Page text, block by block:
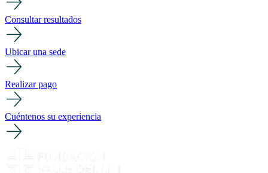
Consultar resultados
Ubicar una sede
Realizar pago
Cuéntenos su experiencia